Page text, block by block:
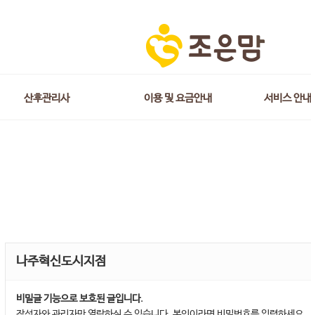
산후관리사 이용 및 요금안내 서비스 안내
나주혁신도시지점
비밀글 기능으로 보호된 글입니다.